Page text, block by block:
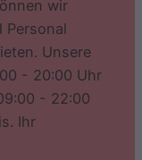
wir
Personal
Unsere
- 20:00 Uhr
- 22:00
Ihr